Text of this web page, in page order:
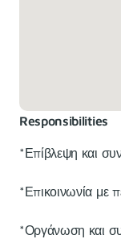
Responsibilities
*Επίβλεψη και
*Επικοινωνία με
*Οργάνωση και